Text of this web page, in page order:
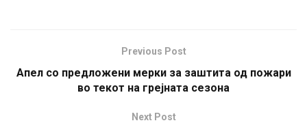
Previous Post
Апел со предложени мерки за заштита од пожари
во текот на грејната сезона
Next Post